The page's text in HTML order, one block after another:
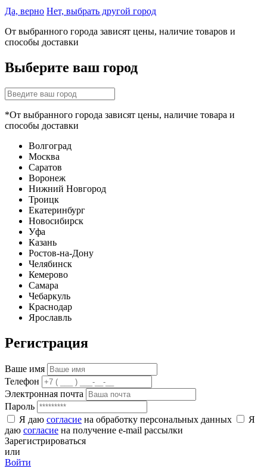
Да, верно Нет, выбрать другой город
От выбранного города зависят цены, наличие товаров и
способы доставки
Выберите ваш город
*От выбранного города зависят цены, наличие товара и
способы доставки
Волгоград
Москва
Саратов
Воронеж
Нижний Новгород
Троицк
Екатеринбург
Новосибирск
Уфа
Казань
Ростов-на-Дону
Челябинск
Кемерово
Самара
Чебаркуль
Краснодар
Ярославль
Регистрация
Ваше имя
Телефон
Электронная почта
Пароль
Я даю согласие на обработку персональных данных
Я
даю согласие на получение e-mail рассылки
Зарегистрироваться
или
Войти